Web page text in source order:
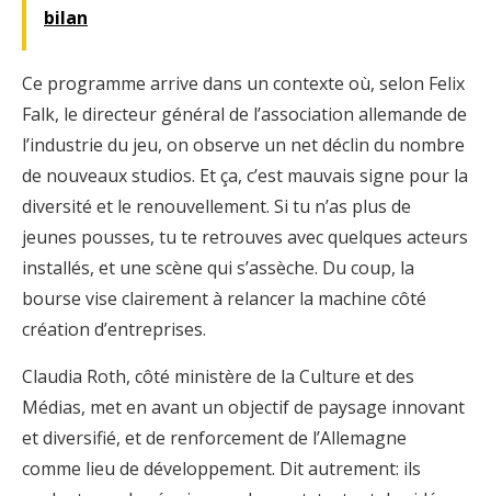
bilan
Ce programme arrive dans un contexte où, selon Felix
Falk, le directeur général de l’association allemande de
l’industrie du jeu, on observe un net déclin du nombre
de nouveaux studios. Et ça, c’est mauvais signe pour la
diversité et le renouvellement. Si tu n’as plus de
jeunes pousses, tu te retrouves avec quelques acteurs
installés, et une scène qui s’assèche. Du coup, la
bourse vise clairement à relancer la machine côté
création d’entreprises.
Claudia Roth, côté ministère de la Culture et des
Médias, met en avant un objectif de paysage innovant
et diversifié, et de renforcement de l’Allemagne
comme lieu de développement. Dit autrement: ils